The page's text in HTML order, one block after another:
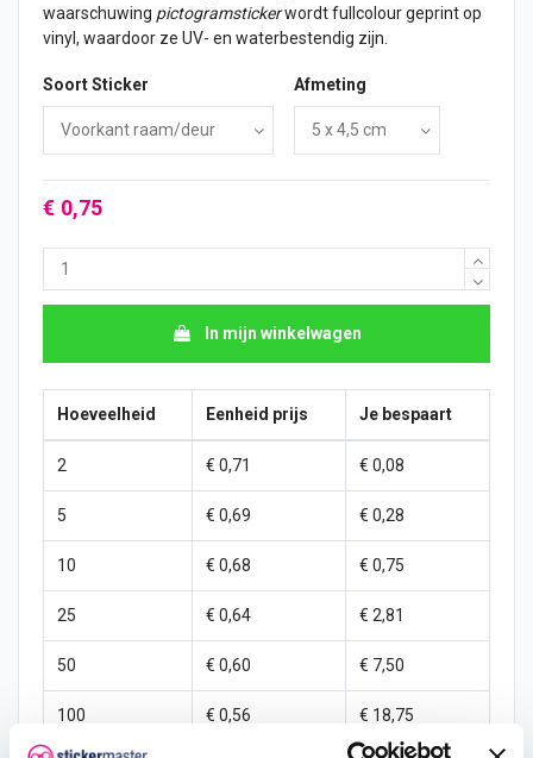
waarschuwing pictogramstickerwordt fullcolour geprint op
vinyl, waardoor ze UV- en waterbestendig zijn.
Soort Sticker Afmeting
€ 0,75
In mijn winkelwagen
Hoeveelheid Eenheid prijs Je bespaart
2 € 0,71 € 0,08
5 € 0,69 € 0,28
10 € 0,68 € 0,75
25 € 0,64 € 2,81
50 € 0,60 € 7,50
100 € 0,56 € 18,75